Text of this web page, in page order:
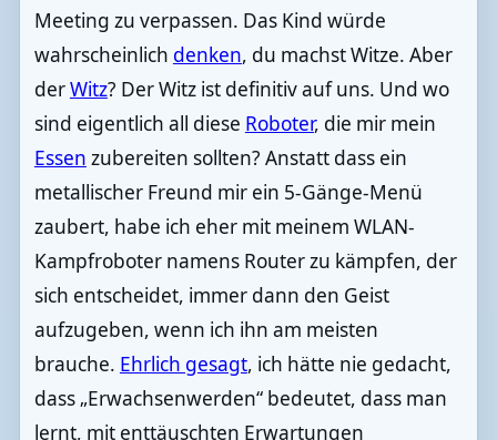
Meeting zu verpassen. Das Kind würde
wahrscheinlich denken, du machst Witze. Aber
derWitz? Der Witz ist definitiv auf uns. Und wo
sind eigentlich all diese Roboter, die mir mein
Essen zubereiten sollten? Anstatt dass ein
metallischer Freund mir ein 5-Gänge-Menü
zaubert, habe ich eher mit meinem WLAN-
Kampfroboter namens Router zu kämpfen, der
sich entscheidet, immer dann den Geist
aufzugeben, wenn ich ihn am meisten
brauche. Ehrlich gesagt, ich hätte nie gedacht,
dass „Erwachsenwerden“ bedeutet, dass man
lernt, mit enttäuschten Erwartungen